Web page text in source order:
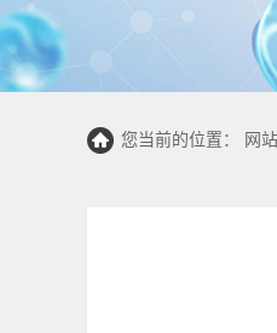
您当前的位置： 网